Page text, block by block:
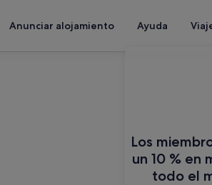
Anunciar alojamiento Ayuda
Los
un 10 % en
todo el